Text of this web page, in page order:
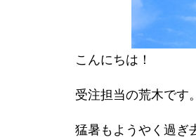
こんにちは！
受注担当の荒木です
猛暑もようやく過ぎ